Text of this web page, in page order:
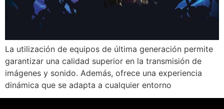
La utilización de equipos de última generación permite
garantizar una calidad superior en la transmisión de
imágenes y sonido. Además, ofrece una experiencia
dinámica que se adapta a cualquier entorno